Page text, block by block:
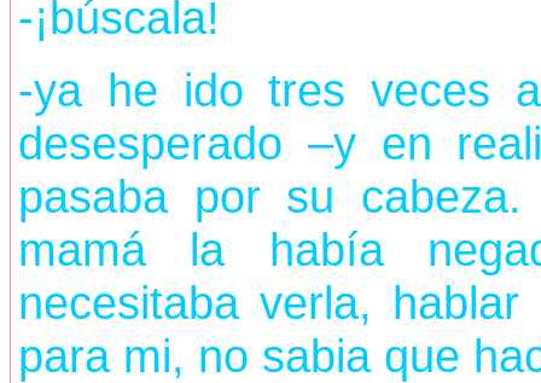
-¡búscala!
-ya he ido tres veces
desesperado –y en
pasaba por su
mamá la había
necesitaba verla,
para mi, no sabia que